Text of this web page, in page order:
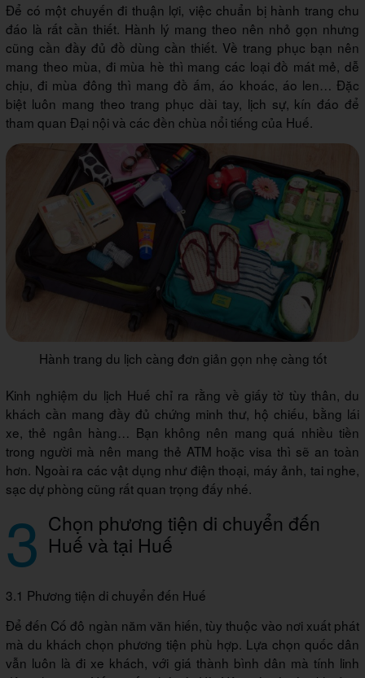
Để có một chuyến đi thuận lợi, việc chuẩn bị hành trang chu
đáo là rất cần thiết. Hành lý mang theo nên nhỏ gọn nhưng
cũng cần đầy đủ đồ dùng cần thiết. Về trang phục bạn nên
mang theo mùa, đi mùa hè thì mang các loại đồ mát mẻ, dễ
chịu, đi mùa đông thì mang đồ ấm, áo khoác, áo len… Đặc
biệt luôn mang theo trang phục dài tay, lịch sự, kín đáo để
tham quan Đại nội và các đền chùa nổi tiếng của Huế.
Hành trang du lịch càng đơn giản gọn nhẹ càng tốt
Kinh nghiệm du lịch Huế chỉ ra rằng về giấy tờ tùy thân, du
khách cần mang đầy đủ chứng minh thư, hộ chiếu, bằng lái
xe, thẻ ngân hàng… Bạn không nên mang quá nhiều tiền
trong người mà nên mang thẻ ATM hoặc visa thì sẽ an toàn
hơn. Ngoài ra các vật dụng như điện thoại, máy ảnh, tai nghe,
sạc dự phòng cũng rất quan trọng đấy nhé.
3 Chọn phương tiện di chuyển đến
Huế và tại Huế
3.1 Phương tiện di chuyển đến Huế
Để đến Cố đô ngàn năm văn hiến, tùy thuộc vào nơi xuất phát
mà du khách chọn phương tiện phù hợp. Lựa chọn quốc dân
vẫn luôn là đi xe khách, với giá thành bình dân mà tính linh